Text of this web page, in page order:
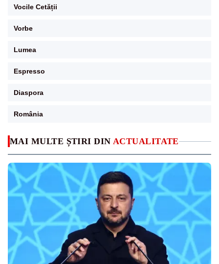
MAI MULTE ȘTIRI DIN ACTUALITATE
Vocile Cetății
Vorbe
Lumea
Espresso
Diaspora
România